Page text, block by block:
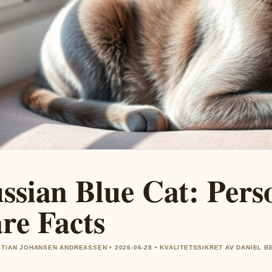
Blue Cat:
Facts
JOHANSEN ANDREASSEN • 2026-06-28 • KVALITETSSIKRET AV DANIEL